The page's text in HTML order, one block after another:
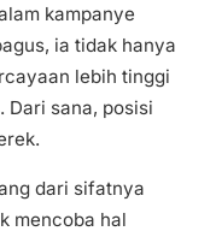
kampanye
ia tidak hanya
lebih tinggi
Dari sana, posisi
dari sifatnya
mencoba hal